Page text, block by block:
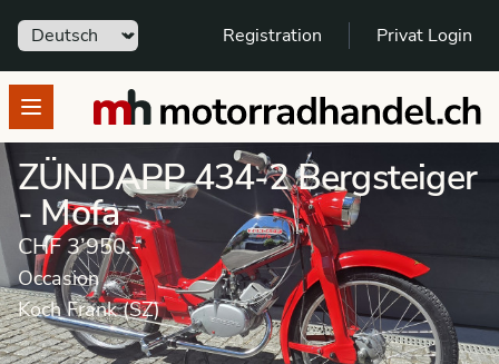
Sprache Registration Privat Login
Open menumotorradhandel.ch
ZÜNDAPP 434-2 Bergsteiger
- Mofa
CHF 3’950.-
Occasion
Koch Frank (SZ)